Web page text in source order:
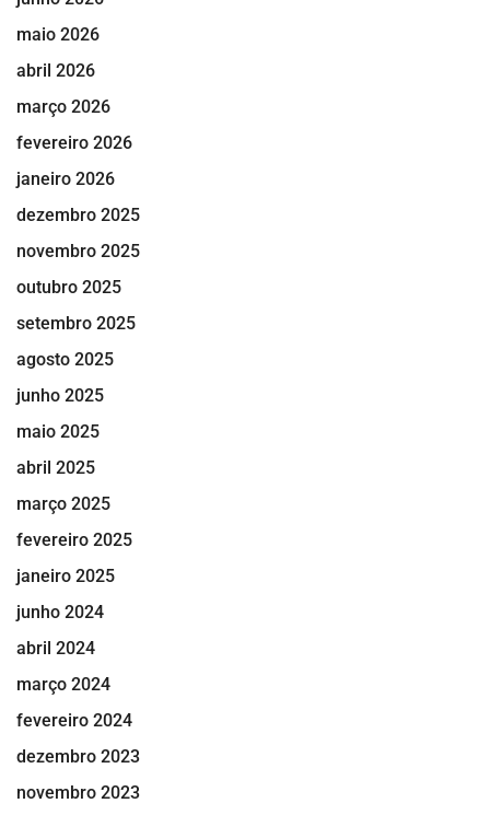
maio 2026
abril 2026
março 2026
fevereiro 2026
janeiro 2026
dezembro 2025
novembro 2025
outubro 2025
setembro 2025
agosto 2025
junho 2025
maio 2025
abril 2025
março 2025
fevereiro 2025
janeiro 2025
junho 2024
abril 2024
março 2024
fevereiro 2024
dezembro 2023
novembro 2023